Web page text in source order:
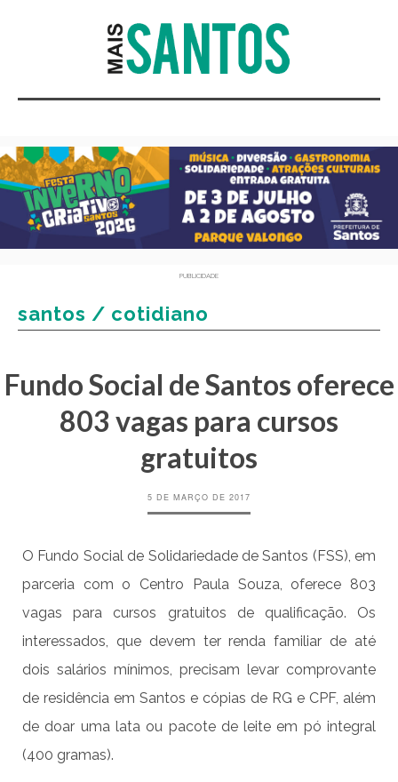
PUBLICIDADE
santos / cotidiano
Fundo Social de Santos oferece
803 vagas para cursos
gratuitos
5 DE MARÇO DE 2017
O Fundo Social de Solidariedade de Santos (FSS), em
parceria com o Centro Paula Souza, oferece 803
vagas para cursos gratuitos de qualificação. Os
interessados, que devem ter renda familiar de até
dois salários mínimos, precisam levar comprovante
de residência em Santos e cópias de RG e CPF, além
de doar uma lata ou pacote de leite em pó integral
(400 gramas).